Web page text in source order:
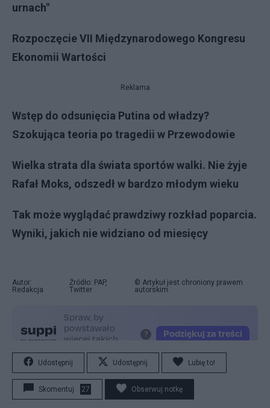
urnach"
Rozpoczęcie VII Międzynarodowego Kongresu
Ekonomii Wartości
Reklama
Wstęp do odsunięcia Putina od władzy?
Szokująca teoria po tragedii w Przewodowie
Wielka strata dla świata sportów walki. Nie żyje
Rafał Moks, odszedł w bardzo młodym wieku
Tak może wyglądać prawdziwy rozkład poparcia.
Wyniki, jakich nie widziano od miesięcy
Autor:
Redakcja
Źródło: PAP,
Twitter
© Artykuł jest chroniony prawem
autorskim.
Udostępnij Udostępnij Lubię to!
Skomentuj 27 Obserwuj notkę